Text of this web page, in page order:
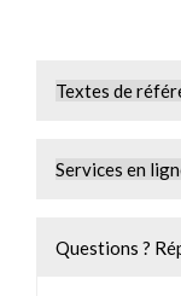
Textes de
Services en
Questions ?